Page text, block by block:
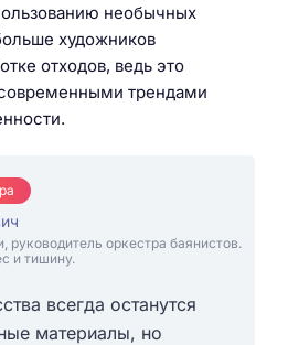
необычных
художников
отходов, ведь это
трендами
руководитель оркестра баянистов.
и тишину.
всегда останутся
материалы, но